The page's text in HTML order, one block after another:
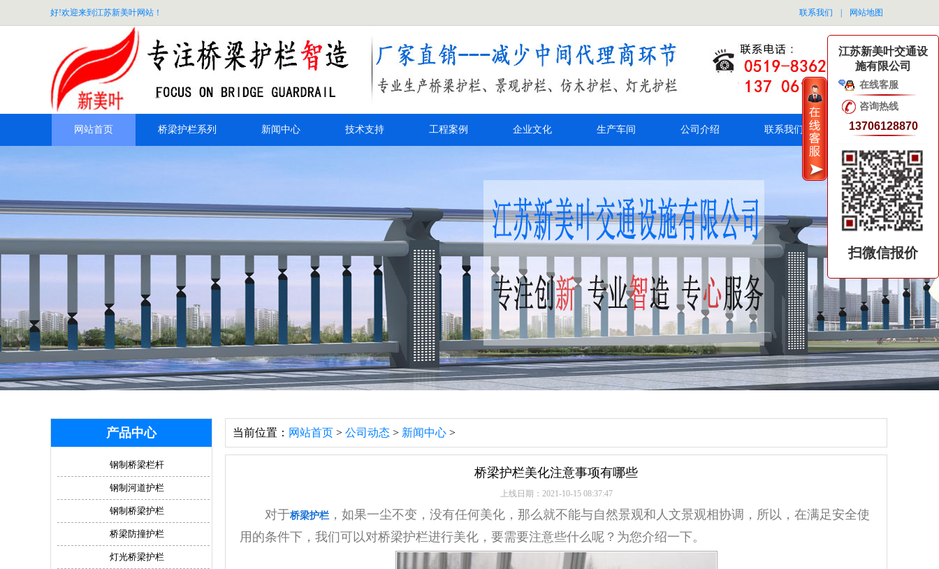
好!欢迎来到江苏新美叶网站！ 联系我们 网站地图
网站首页 桥梁护栏系列 新闻中心 技术支持 工程案例 企业文化 生产车间 公司介绍 联系我们
当前位置： 网站首页 > 公司动态 > 新闻中心 >
桥梁护栏美化注意事项有哪些
上线日期：2021-10-15 08:37:47
对于桥梁护栏 ，如果一尘不变，没有任何美化，那么就不能与自然景观和人文景观相协调，所以，在满足安全使
用的条件下，我们可以对桥梁护栏进行美化，要需要注意些什么呢？为您介绍一下。
产品中心
钢制桥梁栏杆
钢制河道护栏
钢制桥梁护栏
桥梁防撞护栏
灯光桥梁护栏
江苏新美叶交通设
施有限公司
在线客服
咨询热线
13706128870
扫微信报价